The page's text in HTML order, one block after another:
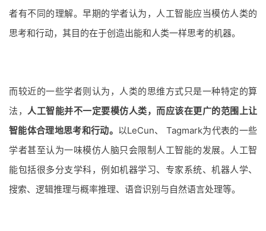
者有不同的理解。早期的学者认为，人工智能应当模仿人类的
思考和行动，其目的在于创造出能和人类一样思考的机器。
而较近的一些学者则认为，人类的思维方式只是一种特定的算
法，
人工智能并不一定要模仿人类，而应该在更广的范围上让
智能体合理地思考和行动。 以LeCun、 Tagmark为代表的一些
学者甚至认为一味模仿人脑只会限制人工智能的发展。人工智
能包括很多分支学科，例如机器学习、专家系统、机器人学、
搜索、逻辑推理与概率推理、语音识别与自然语言处理等。